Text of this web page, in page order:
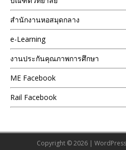
สำนักงานหอสมุดกลาง
e-Learning
งานประกันคุณภาพการศึกษา
ME Facebook
Rail Facebook
Copyright © 2026 |